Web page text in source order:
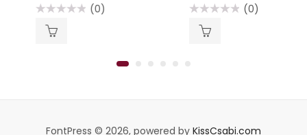
(0) (0)
FontPress © 2026, powered by KissCsabi.com